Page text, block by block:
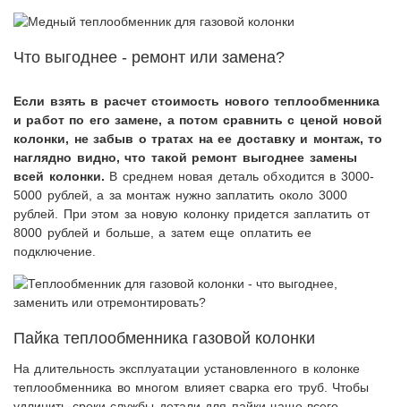
Что выгоднее - ремонт или замена?
Если взять в расчет стоимость нового теплообменника
и работ по его замене, а потом сравнить с ценой новой
колонки, не забыв о тратах на ее доставку и монтаж, то
наглядно видно, что такой ремонт выгоднее замены
всей колонки. В среднем новая деталь обходится в 3000-
5000 рублей, а за монтаж нужно заплатить около 3000
рублей. При этом за новую колонку придется заплатить от
8000 рублей и больше, а затем еще оплатить ее
подключение.
Пайка теплообменника газовой колонки
На длительность эксплуатации установленного в колонке
теплообменника во многом влияет сварка его труб. Чтобы